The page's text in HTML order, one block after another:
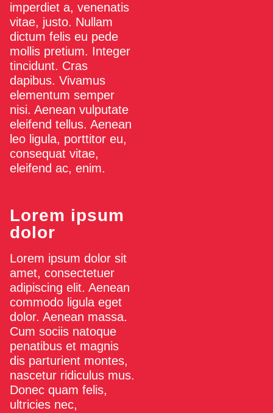
imperdiet a, venenatis
vitae, justo. Nullam
dictum felis eu pede
mollis pretium. Integer
tincidunt. Cras
dapibus. Vivamus
elementum semper
nisi. Aenean vulputate
eleifend tellus. Aenean
leo ligula, porttitor eu,
consequat vitae,
eleifend ac, enim.
Lorem ipsum
dolor
Lorem ipsum dolor sit
amet, consectetuer
adipiscing elit. Aenean
commodo ligula eget
dolor. Aenean massa.
Cum sociis natoque
penatibus et magnis
dis parturient montes,
nascetur ridiculus mus.
Donec quam felis,
ultricies nec,